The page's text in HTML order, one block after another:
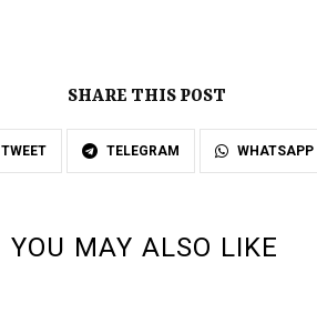
SHARE THIS POST
TWEET TELEGRAM WHATSAPP
YOU MAY ALSO LIKE